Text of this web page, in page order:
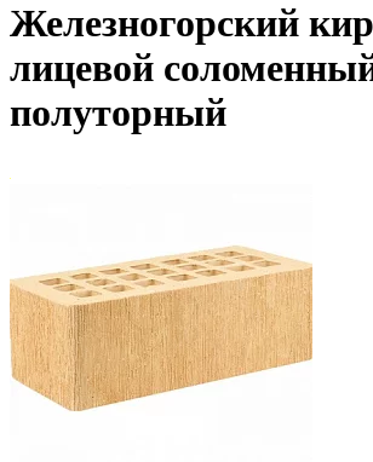
Железногорский
лицевой
полуторный